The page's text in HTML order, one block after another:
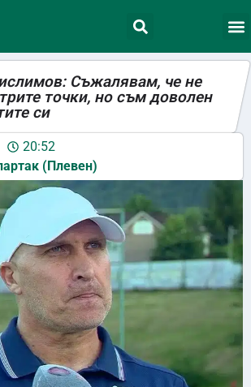
Съжалявам, че не
точки, но съм доволен
си
20:52
(Плевен)